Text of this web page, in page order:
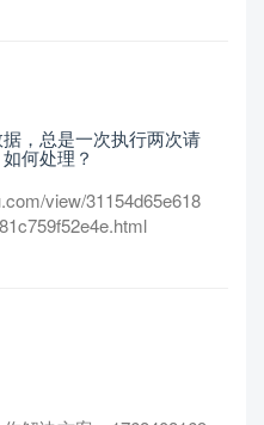
，总是一次执行两次请
何处理？
view/31154d65e618